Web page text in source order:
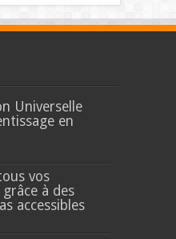
Universelle
en
vos
à des
accessibles